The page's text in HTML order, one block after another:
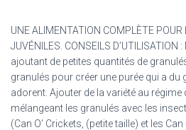
UNE ALIMENTATION COMPLÈTE
JUVÉNILES. CONSEILS
ajoutant de petites quantités de
granulés pour créer une purée qui a du
adorent. Ajouter de la variété au
mélangeant les granulés avec les
(Can O’ Crickets, (petite taille) et les